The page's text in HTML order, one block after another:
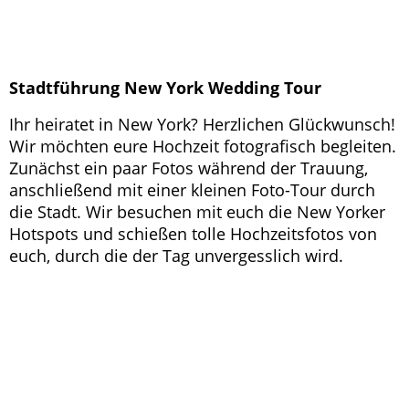
Stadtführung New York Wedding Tour
Ihr heiratet in New York? Herzlichen Glückwunsch!
Wir möchten eure Hochzeit fotografisch begleiten.
Zunächst ein paar Fotos während der Trauung,
anschließend mit einer kleinen Foto-Tour durch
die Stadt. Wir besuchen mit euch die New Yorker
Hotspots und schießen tolle Hochzeitsfotos von
euch, durch die der Tag unvergesslich wird.